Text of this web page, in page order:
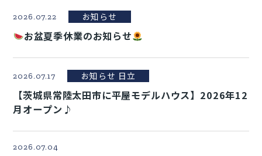
2026.07.22 お知らせ
お盆夏季休業のお知らせ
2026.07.17 お知らせ 日立
【茨城県常陸太田市に平屋モデルハウス】2026年12
月オープン♪
2026.07.04